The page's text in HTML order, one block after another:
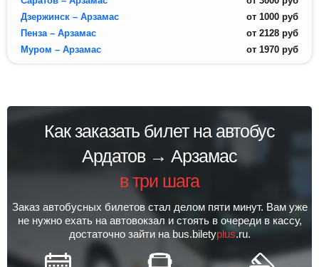
Дзержинск – Арзамас
от 1000 руб
Пенза – Арзамас
от 2128 руб
Муром – Арзамас
от 1970 руб
Как заказать билет на автобус
Ардатов → Арзамас
в три шага
Заказ автобусных билетов стал делом пяти минут. Вам уже
не нужно ехать на автовокзал и стоять в очереди в кассу,
достаточно зайти на bus.biletyplus.ru.